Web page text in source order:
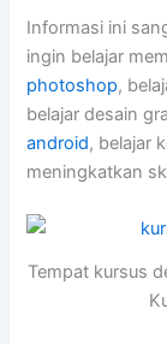
Informasi ini
ingin belajar
photoshop,
belajar desain
android, belajar
meningkatkan
Tempat kursus